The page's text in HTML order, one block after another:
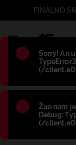
Błąd:
Sorry! An
(/
Błąd:
Žao nam
Debug:
(/
FINALNO